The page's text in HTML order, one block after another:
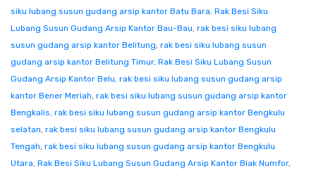
siku lubang susun gudang arsip kantor Batu Bara, Rak Besi Siku
Lubang Susun Gudang Arsip Kantor Bau-Bau, rak besi siku lubang
susun gudang arsip kantor Belitung, rak besi siku lubang susun
gudang arsip kantor Belitung Timur, Rak Besi Siku Lubang Susun
Gudang Arsip Kantor Belu, rak besi siku lubang susun gudang arsip
kantor Bener Meriah, rak besi siku lubang susun gudang arsip kantor
Bengkalis, rak besi siku lubang susun gudang arsip kantor Bengkulu
selatan, rak besi siku lubang susun gudang arsip kantor Bengkulu
Tengah, rak besi siku lubang susun gudang arsip kantor Bengkulu
Utara, Rak Besi Siku Lubang Susun Gudang Arsip Kantor Biak Numfor,